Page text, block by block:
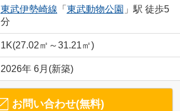
東武伊勢崎線 「 東武動物公園 」駅 徒歩5
分
1K(27.02㎡～31.21㎡)
2026年 6月(新築)
お問い合わせ(無料)